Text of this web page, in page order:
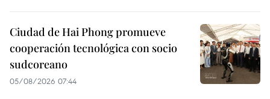
Ciudad de Hai Phong promueve
cooperación tecnológica con socio
sudcoreano
05/08/2026 07:44